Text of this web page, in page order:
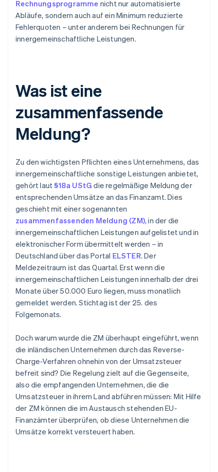
Rechnungsprogramme nicht nur automatisierte
Abläufe, sondern auch auf ein Minimum reduzierte
Fehlerquoten – unter anderem bei Rechnungen für
innergemeinschaftliche Leistungen.
Was ist eine
zusammenfassende
Meldung?
Zu den wichtigsten Pflichten eines Unternehmens, das
innergemeinschaftliche sonstige Leistungen anbietet,
gehört laut§18a UStG die regelmäßige Meldung der
entsprechenden Umsätze an das Finanzamt. Dies
geschieht mit einer sogenannten
zusammenfassenden Meldung (ZM), in der die
innergemeinschaftlichen Leistungen aufgelistet und in
elektronischer Form übermittelt werden – in
Deutschland über das Portal ELSTER. Der
Meldezeitraum ist das Quartal. Erst wenn die
innergemeinschaftlichen Leistungen innerhalb der drei
Monate über 50.000 Euro liegen, muss monatlich
gemeldet werden. Stichtag ist der 25. des
Folgemonats.
Doch warum wurde die ZM überhaupt eingeführt, wenn
die inländischen Unternehmen durch das Reverse-
Charge-Verfahren ohnehin von der Umsatzsteuer
befreit sind? Die Regelung zielt auf die Gegenseite,
also die empfangenden Unternehmen, die die
Umsatzsteuer in ihrem Land abführen müssen: Mit Hilfe
der ZM können die im Austausch stehenden EU-
Finanzämter überprüfen, ob diese Unternehmen die
Umsätze korrekt versteuert haben.